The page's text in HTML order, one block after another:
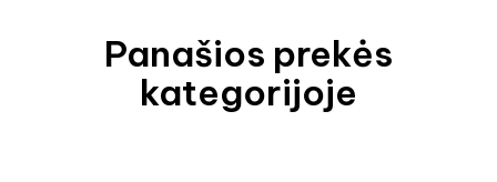
Panašios prekės
kategorijoje